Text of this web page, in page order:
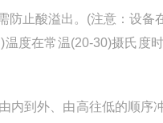
止酸溢出。(注意：设备
度在常温(20-30)摄氏度
到外、由高往低的顺序